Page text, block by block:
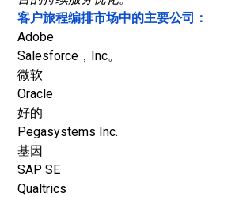
客户旅程编排市场中的主要公司：
Adobe
Salesforce，Inc。
微软
Oracle
好的
Pegasystems Inc.
基因
SAP SE
Qualtrics